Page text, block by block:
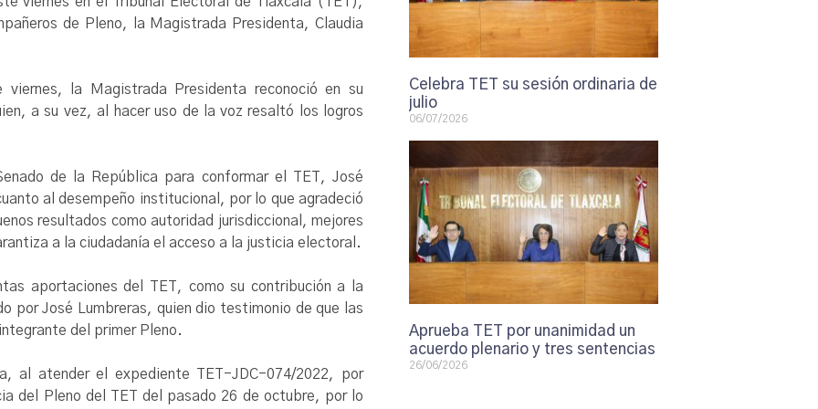
de Pleno, la Magistrada Presidenta, Claudia
la Magistrada Presidenta reconoció en su
a su vez, al hacer uso de la voz resaltó los logros
de la República para conformar el TET, José
al desempeño institucional, por lo que agradeció
resultados como autoridad jurisdiccional, mejores
a la ciudadanía el acceso a la justicia electoral.
aportaciones del TET, como su contribución a la
por José Lumbreras, quien dio testimonio de que las
del primer Pleno.
al atender el expediente TET-JDC-074/2022, por
del Pleno del TET del pasado 26 de octubre, por lo
Celebra TET su sesión ordinaria de
julio
06/07/2026
Aprueba TET por unanimidad un
acuerdo plenario y tres sentencias
26/06/2026